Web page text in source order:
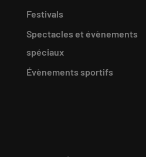
Festivals
Spectacles et évènements
spéciaux
Évènements sportifs